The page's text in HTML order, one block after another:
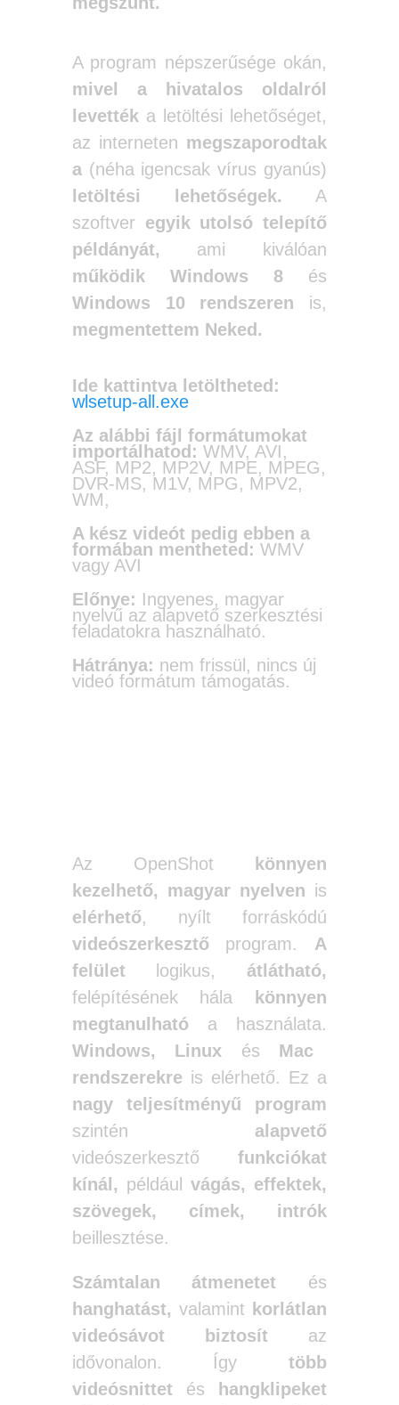
A program népszerűsége okán,
mivel a hivatalos oldalról
levettéka letöltési lehetőséget,
az interneten megszaporodtak
a(néha igencsak vírus gyanús)
letöltési lehetőségek. A
szoftver egyik utolsó telepítő
példányát, ami kiválóan
működik Windows 8 és
Windows 10 rendszeren is,
megmentettem Neked.
Ide kattintva letöltheted:
wlsetup-all.exe
Az alábbi fájl formátumokat
importálhatod: WMV, AVI,
ASF, MP2, MP2V, MPE, MPEG,
DVR-MS, M1V, MPG, MPV2,
WM,
A kész videót pedig ebben a
formában mentheted: WMV
vagy AVI
Előnye: Ingyenes, magyar
nyelvű az alapvető szerkesztési
feladatokra használható.
Hátránya: nem frissül, nincs új
videó formátum támogatás.
Az OpenShot
könnyen
kezelhető, magyar nyelven is
elérhető, nyílt forráskódú
videószerkesztőprogram. A
felületlogikus,átlátható,
felépítésének hála
könnyen
megtanulhatóa használata.
Windows, Linux és Mac
rendszerekre is elérhető. Ez a
nagy teljesítményű program
szintén alapvető
videószerkesztőfunkciókat
kínál, példáulvágás, effektek,
szövegek, címek, intrók
beillesztése.
Számtalan átmenetet és
hanghatást, valamint korlátlan
videósávot biztosít az
idővonalon. Ígytöbb
videósnittetés
hangklipeket